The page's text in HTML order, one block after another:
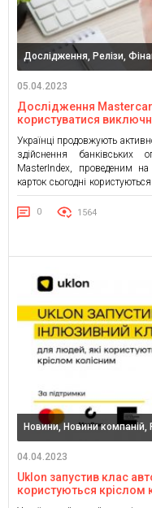
Дослідження, Релізи,
05.04.2023
Дослідження
користуватися
Українці продовжують
здійснення банківських
MasterIndex, проведеним
карток сьогодні
більшість з них (75%)
Крім цього, понад половина
найближчі два роки готова
0 1564
Новини, Новини компаній,
04.04.2023
Uklon запустив клас
користуються кріслом